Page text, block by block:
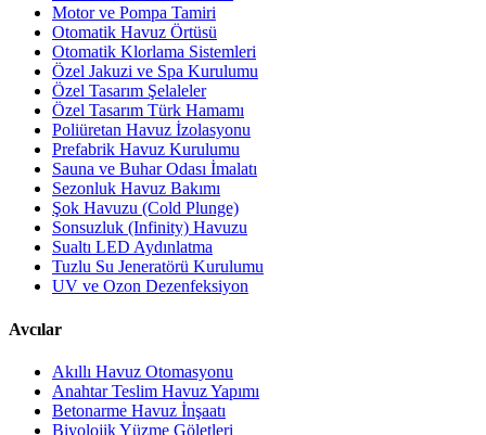
Motor ve Pompa Tamiri
Otomatik Havuz Örtüsü
Otomatik Klorlama Sistemleri
Özel Jakuzi ve Spa Kurulumu
Özel Tasarım Şelaleler
Özel Tasarım Türk Hamamı
Poliüretan Havuz İzolasyonu
Prefabrik Havuz Kurulumu
Sauna ve Buhar Odası İmalatı
Sezonluk Havuz Bakımı
Şok Havuzu (Cold Plunge)
Sonsuzluk (Infinity) Havuzu
Sualtı LED Aydınlatma
Tuzlu Su Jeneratörü Kurulumu
UV ve Ozon Dezenfeksiyon
Avcılar
Akıllı Havuz Otomasyonu
Anahtar Teslim Havuz Yapımı
Betonarme Havuz İnşaatı
Biyolojik Yüzme Göletleri